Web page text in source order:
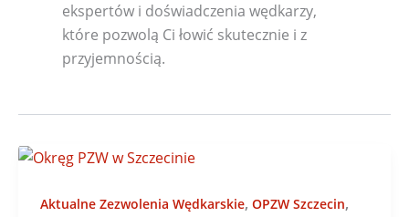
ekspertów i doświadczenia wędkarzy,
które pozwolą Ci łowić skutecznie i z
przyjemnością.
Aktualne Zezwolenia Wędkarskie, OPZW Szczecin,